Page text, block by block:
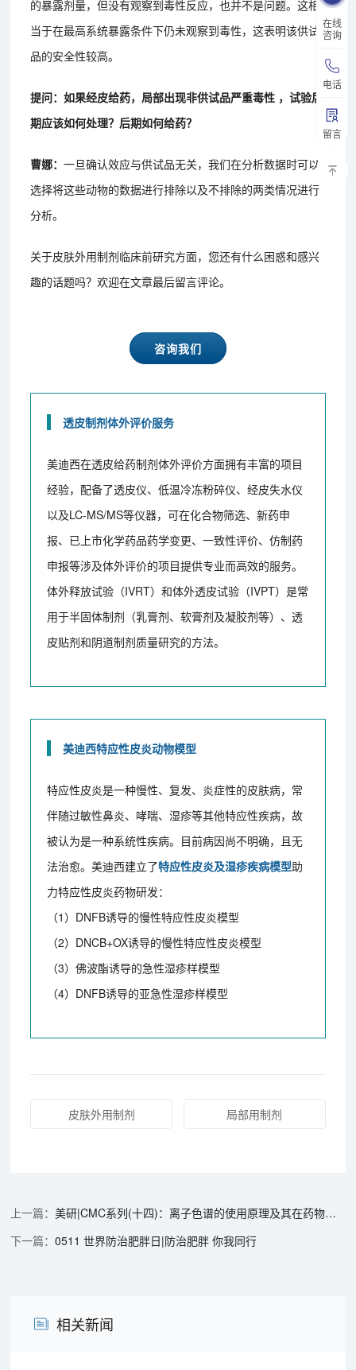
在线
咨询
电话
留言
的暴露剂量，但没有观察到毒性反应，也并不是问题。这相
当于在最高系统暴露条件下仍未观察到毒性，这表明该供试
品的安全性较高。
提问：如果经皮给药，局部出现非供试品严重毒性 ，试验后
期应该如何处理？后期如何给药？
曹娜：一旦确认效应与供试品无关，我们在分析数据时可以
选择将这些动物的数据进行排除以及不排除的两类情况进行
分析。
关于皮肤外用制剂临床前研究方面，您还有什么困惑和感兴
趣的话题吗？欢迎在文章最后留言评论。
咨询我们
透皮制剂体外评价服务
美迪西在透皮给药制剂体外评价方面拥有丰富的项目
经验，配备了透皮仪、低温冷冻粉碎仪、经皮失水仪
以及LC-MS/MS等仪器，可在化合物筛选、新药申
报、已上市化学药品药学变更、一致性评价、仿制药
申报等涉及体外评价的项目提供专业而高效的服务。
体外释放试验（IVRT）和体外透皮试验（IVPT）是常
用于半固体制剂（乳膏剂、软膏剂及凝胶剂等）、透
皮贴剂和阴道制剂质量研究的方法。
美迪西特应性皮炎动物模型
特应性皮炎是一种慢性、复发、炎症性的皮肤病，常
伴随过敏性鼻炎、哮喘、湿疹等其他特应性疾病，故
被认为是一种系统性疾病。目前病因尚不明确，且无
法治愈。美迪西建立了特应性皮炎及湿疹疾病模型助
力特应性皮炎药物研发：
（1）DNFB诱导的慢性特应性皮炎模型
（2）DNCB+OX诱导的慢性特应性皮炎模型
（3）佛波酯诱导的急性湿疹样模型
（4）DNFB诱导的亚急性湿疹样模型
皮肤外用制剂 局部用制剂
美研|CMC系列(十四)：离子色谱的使用原理及其在药物研发中的应用
0511 世界防治肥胖日|防治肥胖 你我同行
相关新闻